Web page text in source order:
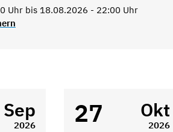
Uhr bis 18.08.2026 - 22:00 Uhr
Sep
2026
27 Okt
2026